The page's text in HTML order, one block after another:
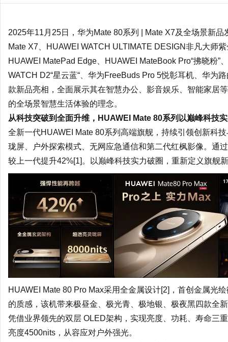
2025年11月25日，华为Mate 80系列 | Mate X7及全场景新品
Mate X7、HUAWEI WATCH ULTIMATE DESIGN非凡大师紫
HUAWEI MatePad Edge、HUAWEI MateBook Pro“拂晓粉
WATCH D2“星云蓝“、华为FreeBuds Pro 5悦彰耳机、华为
款新品亮相，全面展示其在智慧办公、影音娱乐、智能家居
的全场景智慧生活体验的理念。
从科技突破到全面升维，HUAWEI Mate 80系列以巅峰科技
全新一代HUAWEI Mate 80系列高端旗舰，持续引领创新科
珑屏、户外探索模式、无网应急通信和第二代红枫影像。通
较上一代提升42%[1]。以巅峰科技实力破圈，重新定义旗舰
HUAWEI Mate 80 Pro Max采用全金属设计[2]，首创金属光
的质感，该机带来极昼金、极光青、 极地银、 极夜黑四款全
凭借业界领先的双层 OLED架构，实现亮度、 功耗 、寿命三
亮度4500nits，从容应对户外强光。